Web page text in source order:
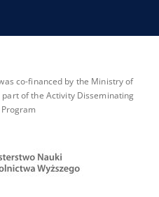
co-financed by the Ministry of
of the Activity Disseminating